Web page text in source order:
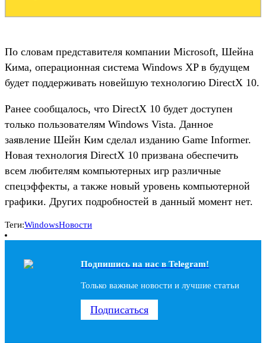
По словам представителя компании Microsoft, Шейна
Кима, операционная система Windows XP в будущем
будет поддерживать новейшую технологию DirectX 10.
Ранее сообщалось, что DirectX 10 будет доступен
только пользователям Windows Vista. Данное
заявление Шейн Ким сделал изданию Game Informer.
Новая технология DirectX 10 призвана обеспечить
всем любителям компьютерных игр различные
спецэффекты, а также новый уровень компьютерной
графики. Других подробностей в данный момент нет.
Теги:WindowsНовости
Подпишись на наc в Telegram!
Только важные новости и лучшие статьи
Подписаться